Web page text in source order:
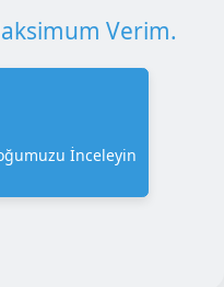
Verim.
İnceleyin